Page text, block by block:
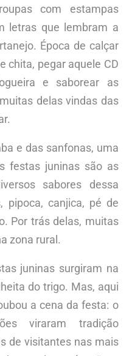
com estampas
letras que lembram a
Época de calçar
chita, pegar aquele CD
e saborear as
delas vindas das
e das sanfonas, uma
festas juninas são as
sabores dessa
pipoca, canjica, pé de
Por trás delas, muitas
zona rural.
juninas surgiram na
do trigo. Mas, aqui
a cena da festa: o
viraram tradição
de visitantes nas mais